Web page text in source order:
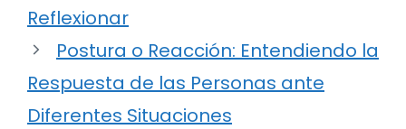
Reflexionar
Postura o Reacción: Entendiendo la
Respuesta de las Personas ante
Diferentes Situaciones